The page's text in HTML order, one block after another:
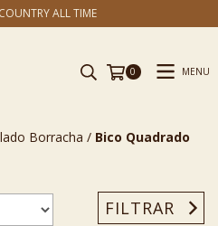
ALL TIME
0 MENU
Borracha / Bico Quadrado
FILTRAR